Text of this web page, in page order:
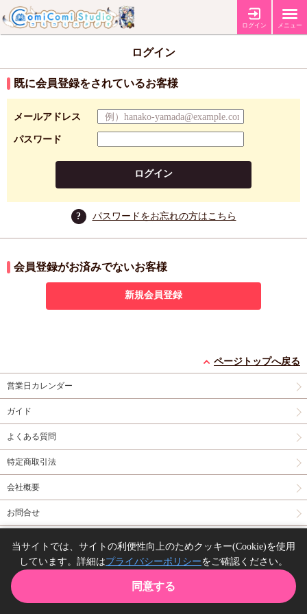
ログイン メニュー
ログイン
既に会員登録をされているお客様
メールアドレス
パスワード
ログイン
? パスワードをお忘れの方はこちら
会員登録がお済みでないお客様
新規会員登録
ページトップへ戻る
営業日カレンダー
ガイド
よくある質問
特定商取引法
会社概要
お問合せ
Copyright(C) comicomi studio. All right reserved.
当サイトでは、サイトの利便性向上のためクッキー(Cookie)を使用
しています。詳細はプライバシーポリシーをご確認ください。
同意する